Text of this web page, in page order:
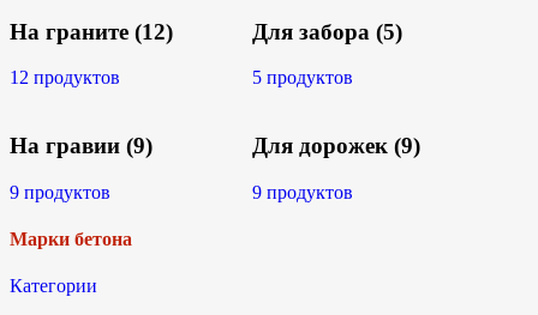
На граните (12)
12 продуктов
На гравии (9)
9 продуктов
Для забора (5)
5 продуктов
Для дорожек (9)
9 продуктов
Марки бетона
Категории